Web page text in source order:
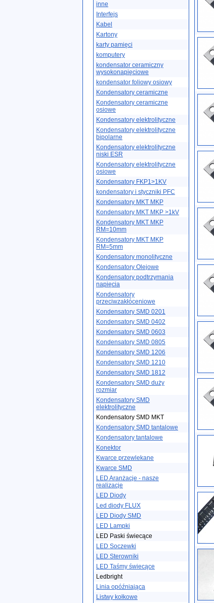
inne
Interfejs
Kabel
Kartony
karty pamięci
komputery
kondensator ceramiczny
wysokonapięciowe
kondensator foliowy osiowy
Kondensatory ceramiczne
Kondensatory ceramiczne
osiowe
Kondensatory elektrolityczne
Kondensatory elektrolityczne
bipolarne
Kondensatory elektrolityczne
niski ESR
Kondensatory elektrolityczne
osiowe
Kondensatory FKP1>1KV
kondensatory i styczniki PFC
Kondensatory MKT MKP
Kondensatory MKT MKP >1kV
Kondensatory MKT MKP
RM=10mm
Kondensatory MKT MKP
RM=5mm
Kondensatory monolityczne
Kondensatory Olejowe
Kondensatory podtrzymania
napięcia
Kondensatory
przeciwzakłóceniowe
Kondensatory SMD 0201
Kondensatory SMD 0402
Kondensatory SMD 0603
Kondensatory SMD 0805
Kondensatory SMD 1206
Kondensatory SMD 1210
Kondensatory SMD 1812
Kondensatory SMD duży
rozmiar
Kondensatory SMD
elektrolityczne
Kondensatory SMD MKT
Kondensatory SMD tantalowe
Kondensatory tantalowe
Konektor
Kwarce przewlekane
Kwarce SMD
LED Aranżacje - nasze
realizacje
LED Diody
Led diody FLUX
LED Diody SMD
LED Lampki
LED Paski świecące
LED Soczewki
LED Sterowniki
LED Taśmy świecące
Ledbright
Linia opóźniająca
Listwy kołkowe